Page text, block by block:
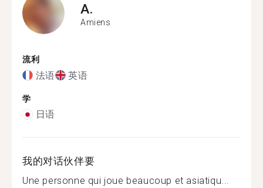
A.
Amiens
流利
法语 英语
学
日语
我的对话伙伴要
Une personne qui joue beaucoup et asiatiqu...